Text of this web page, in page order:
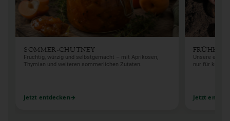
SOMMER-CHUTNEY
Fruchtig, würzig und selbstgemacht – mit Aprikosen,
Thymian und weiteren sommerlichen Zutaten.
Jetzt entdecken
Unsere erste
nur für kurze
Jetzt